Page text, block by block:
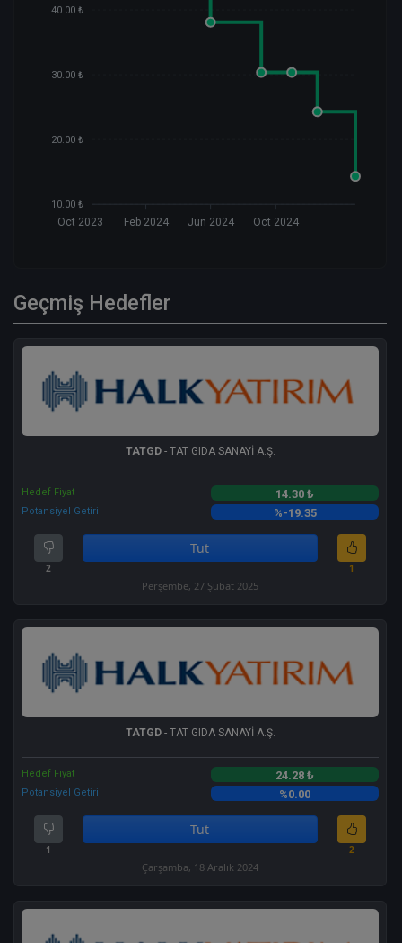
40.00 ₺
30.00 ₺
20.00 ₺
10.00 ₺
Oct 2023 Feb 2024 Jun 2024 Oct 2024
Geçmiş Hedefler
TATGD- TAT GIDA SANAYİ A.Ş.
Hedef Fiyat 14.30 ₺
Potansiyel Getiri %-19.35
2
Tut
1
Perşembe, 27 Şubat 2025
TATGD- TAT GIDA SANAYİ A.Ş.
Hedef Fiyat 24.28 ₺
Potansiyel Getiri %0.00
1
Tut
2
Çarşamba, 18 Aralık 2024